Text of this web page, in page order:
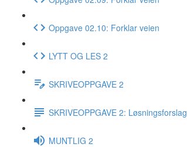
Oppgave 02.10: Forklar veien
LYTT OG LES 2
SKRIVEOPPGAVE 2
SKRIVEOPPGAVE 2: Løsningsforslag
MUNTLIG 2